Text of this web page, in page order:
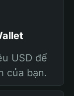
USD để
của bạn.